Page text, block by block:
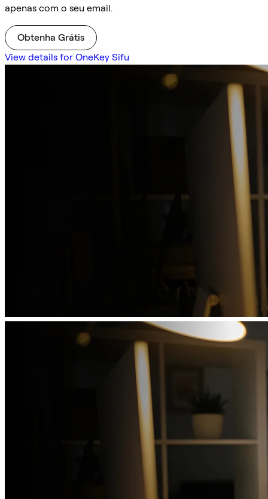
apenas com o seu email.
Obtenha Grátis
View details for OneKey Sifu